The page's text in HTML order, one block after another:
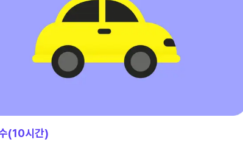
(10시간)